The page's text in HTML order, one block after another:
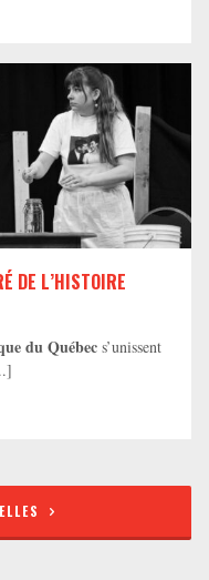
DE L’HISTOIRE
du Québec s’unissent